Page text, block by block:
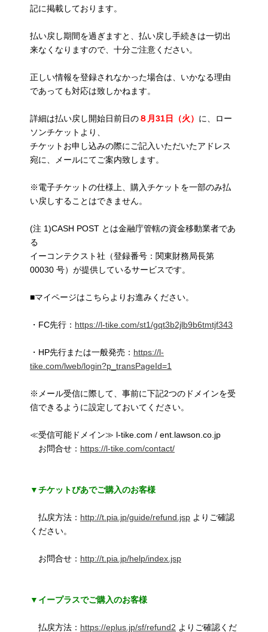
記に掲載しております。
払い戻し期間を過ぎますと、払い戻し手続きは一切出
来なくなりますので、十分ご注意ください。
正しい情報を登録されなかった場合は、いかなる理由
であっても対応は致しかねます。
詳細は払い戻し開始日前日の８月31日（火） に、ロー
ソンチケットより、
チケットお申し込みの際にご記入いただいたアドレス
宛に、メールにてご案内致します。
※電子チケットの仕様上、購入チケットを一部のみ払
い戻しすることはできません。
(注 1)CASH POST とは金融庁管轄の資金移動業者であ
る
イーコンテクスト社（登録番号：関東財務局長第
00030 号）が提供しているサービスです。
■マイページはこちらよりお進みください。
・FC先行： https://l-tike.com/st1/gqt3b2jlb9b6tmtjf343
・HP先行または一般発売： https://l-
tike.com/lweb/login?p_transPageId=1
※メール受信に際して、事前に下記2つのドメインを受
信できるように設定しておいてください。
≪受信可能ドメイン≫ l-tike.com / ent.lawson.co.jp
お問合せ： https://l-tike.com/contact/
▼チケットぴあでご購入のお客様
払戻方法： http://t.pia.jp/guide/refund.jsp よりご確認
ください。
お問合せ： http://t.pia.jp/help/index.jsp
▼イープラスでご購入のお客様
払戻方法： https://eplus.jp/sf/refund2 よりご確認くだ